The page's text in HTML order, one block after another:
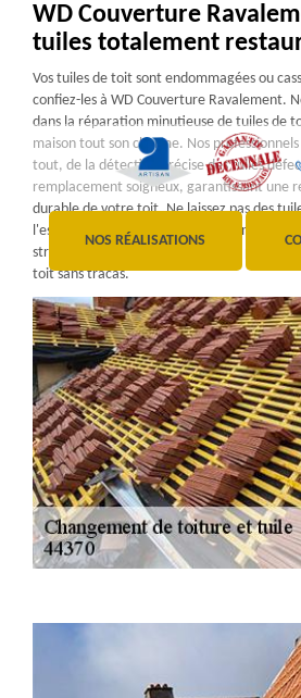
NOS RÉALISATIONS
WD Couverture
tuiles totalement
Vos tuiles de toit sont endommagées ou
confiez-les à WD Couverture Ravalement.
dans la réparation minutieuse de tuiles de
maison tout son charme. Nos
tout, de la détection précise des tuiles
remplacement soigneux, garantissant une
durable de votre toit. Ne laissez pas des
l'esthétique de votre maison ou
structurelle. Faites-nous confiance pour
toit sans tracas.